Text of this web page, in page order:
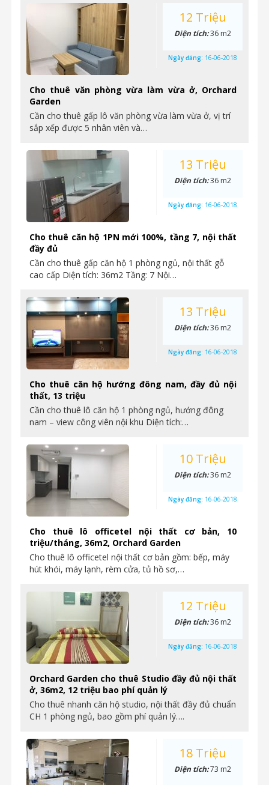
Cho thuê văn phòng vừa làm vừa ở, Orchard
Garden
Cần cho thuê gấp lô văn phòng vừa làm vừa ở, vị trí
sắp xếp được 5 nhân viên và…
12 Triệu
Diện tích:36 m2
Ngày đăng: 16-06-2018
Cho thuê căn hộ 1PN mới 100%, tầng 7, nội thất
đầy đủ
Cần cho thuê gấp căn hộ 1 phòng ngủ, nội thất gỗ
cao cấp Diện tích: 36m2 Tầng: 7 Nội…
13 Triệu
Diện tích:36 m2
Ngày đăng: 16-06-2018
Cho thuê căn hộ hướng đông nam, đầy đủ nội
thất, 13 triệu
Cần cho thuê lô căn hộ 1 phòng ngủ, hướng đông
nam – view công viên nội khu Diện tích:…
13 Triệu
Diện tích:36 m2
Ngày đăng: 16-06-2018
Cho thuê lô officetel nội thất cơ bản, 10
triệu/tháng, 36m2, Orchard Garden
Cho thuê lô officetel nội thất cơ bản gồm: bếp, máy
hút khói, máy lạnh, rèm cửa, tủ hồ sơ,…
10 Triệu
Diện tích:36 m2
Ngày đăng: 16-06-2018
Orchard Garden cho thuê Studio đầy đủ nội thất
ở, 36m2, 12 triệu bao phí quản lý
Cho thuê nhanh căn hộ studio, nội thất đầy đủ chuẩn
CH 1 phòng ngủ, bao gồm phí quản lý….
12 Triệu
Diện tích:36 m2
Ngày đăng: 16-06-2018
18 Triệu
Diện tích:73 m2